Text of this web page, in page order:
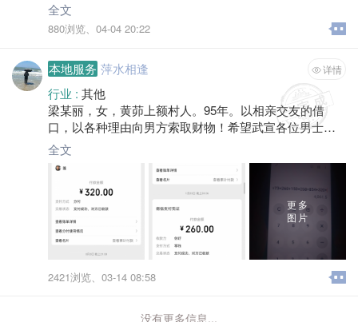
全文
880浏览、 04-04 20:22
本地服务 萍水相逢 详情
行业 : 其他
梁某丽，女，黄茆上额村人。95年。以相亲交友的借
口，以各种理由向男方索取财物！希望武宣各位男士千
万别上当。
全文
更多
图片
2421浏览、 03-14 08:58
没有更多信息...